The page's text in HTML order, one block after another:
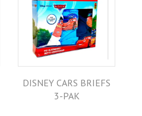
DISNEY CARS BRIEFS
3-PAK